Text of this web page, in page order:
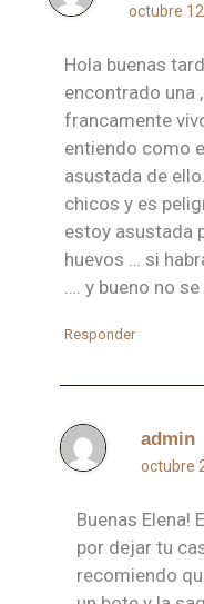
octubre
Hola buenas
encontrado una
francamente
entiendo como
asustada de
chicos y es
estoy asustada
huevos … si
…. y bueno no
Responder
admin
octubre
Buenas Elena!
por dejar tu
recomiendo